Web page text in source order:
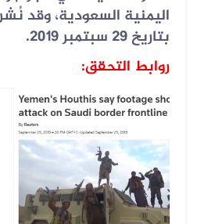
اليمنية السعودية، وقد
بتاريخ 29 سبتمبر 2019.
روابط التحقق: